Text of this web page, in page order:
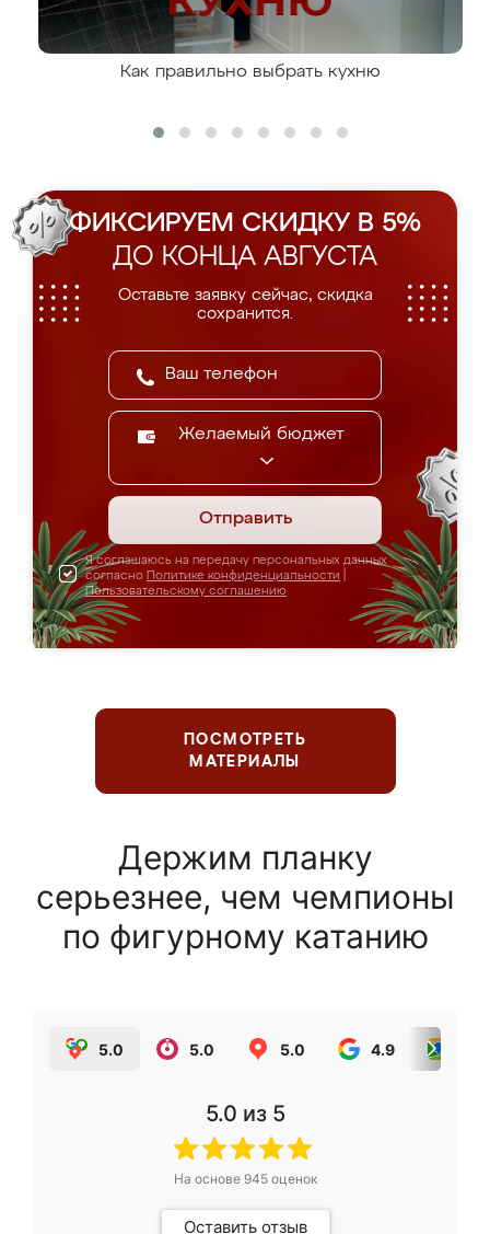
Как правильно выбрать кухню
ФИКСИРУЕМ СКИДКУ В 5%
ДО КОНЦА АВГУСТА
Оставьте заявку сейчас, скидка
сохранится.
Желаемый бюджет
Отправить
Я соглашаюсь на передачу персональных данных
согласно Политике конфиденциальности
Пользовательскому соглашению
ПОСМОТРЕТЬ
МАТЕРИАЛЫ
Держим планку
серьезнее, чем чемпионы
по фигурному катанию
5.0 5.0 5.0 4.9
5.0 из 5
На основе 945оценок
Оставить отзыв